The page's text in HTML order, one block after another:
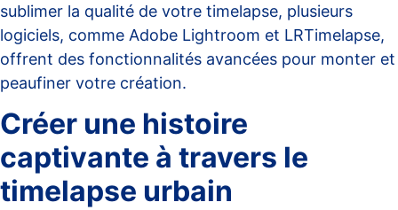
sublimer la qualité de votre timelapse, plusieurs
logiciels, comme Adobe Lightroom et LRTimelapse,
offrent des fonctionnalités avancées pour monter et
peaufiner votre création.
Créer une histoire
captivante à travers le
timelapse urbain